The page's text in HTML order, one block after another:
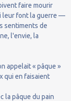
faire mourir
leur font la guerre —
sentiments de
l'envie, la
appelait « pâque »
qui en faisaient
la pâque du pain